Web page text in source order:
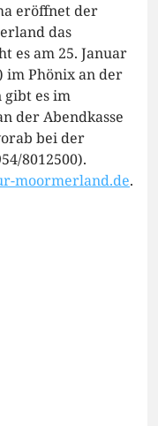
eröffnet der
das
es am 25. Januar
im Phönix an der
gibt es im
der Abendkasse
bei der
8012500).
moormerland.de.